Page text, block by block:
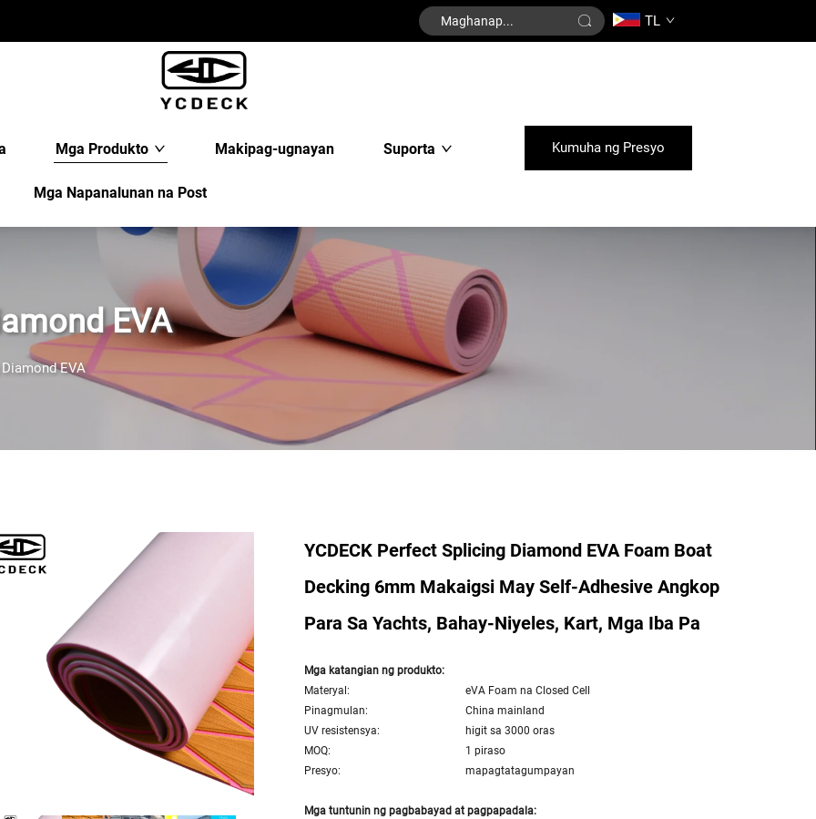
TL
Mga Produkto Makipag-ugnayan Suporta
Mga Napanalunan na Post
Kumuha ng Presyo
EVA
EVA
YCDECK Perfect Splicing Diamond EVA Foam Boat
Decking 6mm Makaigsi May Self-Adhesive Angkop
Para Sa Yachts, Bahay-Niyeles, Kart, Mga Iba Pa
Mga katangian ng produkto:
Materyal:
eVA Foam na Closed Cell
Pinagmulan:
China mainland
UV resistensya:
higit sa 3000 oras
MOQ:
1 piraso
Presyo:
mapagtatagumpayan
Mga tuntunin ng pagbabayad at pagpapadala: